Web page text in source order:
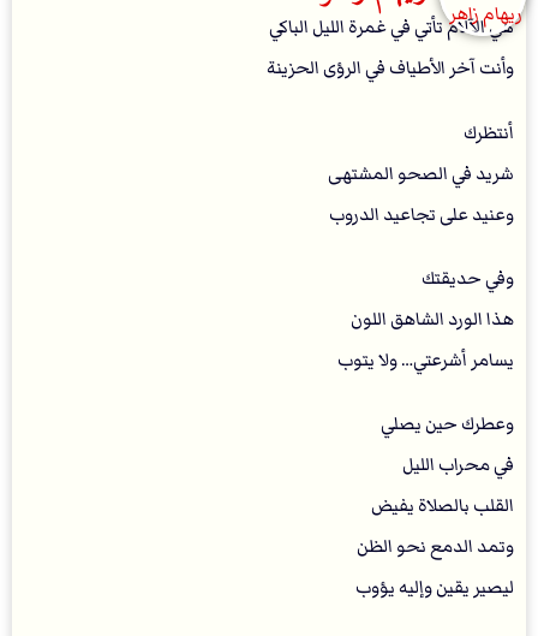
‏هي الآلام تأتي في غمرة الليل الباكي
وأنت آخر الأطياف في الرؤى الحزينة
أنتظرك
شريد في الصحو المشتهى
وعنيد على تجاعيد الدروب
وفي حديقتك
هذا الورد الشاهق اللون
يسامر أشرعتي… ولا يتوب
وعطرك حين يصلي
في محراب الليل
القلب بالصلاة يفيض
وتمد الدمع نحو الظن
ليصير يقين وإليه يؤوب